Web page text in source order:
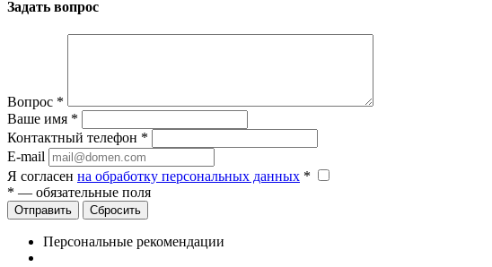
Задать вопрос
Вопрос *
Ваше имя *
Контактный телефон *
E-mail
Я согласен на обработку персональных данных *
* — обязательные поля
Сбросить
Персональные рекомендации